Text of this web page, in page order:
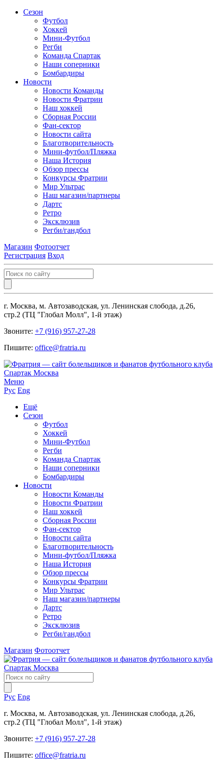
Сезон
Футбол
Хоккей
Мини-Футбол
Регби
Команда Спартак
Наши соперники
Бомбардиры
Новости
Новости Команды
Новости Фратрии
Наш хоккей
Сборная России
Фан-cектор
Новости сайта
Благотворительность
Мини-футбол/Пляжка
Наша История
Обзор прессы
Конкурсы Фратрии
Мир Ультрас
Наш магазин/партнеры
Дартс
Ретро
Эксклюзив
Регби/гандбол
Магазин Фотоотчет
Регистрация Вход
г. Москва, м. Автозаводская, ул. Ленинская слобода, д.26,
стр.2 (ТЦ "Глобал Молл", 1-й этаж)
Звоните: +7 (916) 957-27-28
Пишите: office@fratria.ru
Меню
Рус Eng
Ещё
Сезон
Футбол
Хоккей
Мини-Футбол
Регби
Команда Спартак
Наши соперники
Бомбардиры
Новости
Новости Команды
Новости Фратрии
Наш хоккей
Сборная России
Фан-cектор
Новости сайта
Благотворительность
Мини-футбол/Пляжка
Наша История
Обзор прессы
Конкурсы Фратрии
Мир Ультрас
Наш магазин/партнеры
Дартс
Ретро
Эксклюзив
Регби/гандбол
Магазин Фотоотчет
Рус Eng
г. Москва, м. Автозаводская, ул. Ленинская слобода, д.26,
стр.2 (ТЦ "Глобал Молл", 1-й этаж)
Звоните: +7 (916) 957-27-28
Пишите: office@fratria.ru